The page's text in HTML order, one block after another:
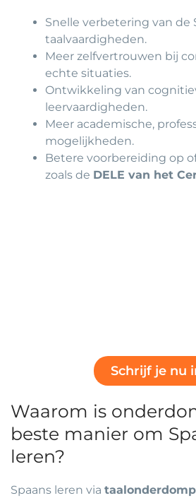
Snelle verbetering van de
taalvaardigheden.
Meer zelfvertrouwen bij
echte situaties.
Ontwikkeling van
leervaardigheden.
Meer academische,
mogelijkheden.
Betere voorbereiding op
zoals de DELE van het
Schrijf je nu
Waarom is
beste manier om
leren?
Spaans leren via